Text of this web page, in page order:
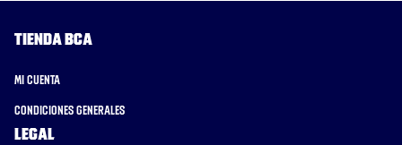
Tienda BCA
Mi cuenta
Condiciones generales
Legal